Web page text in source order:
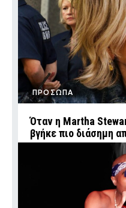
ΠΡΟΣΩΠΑ
Όταν η Martha
βγήκε πιο διάσημη